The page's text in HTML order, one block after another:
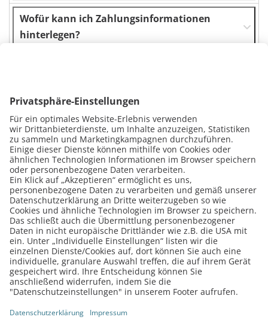
Wofür kann ich Zahlungsinformationen
hinterlegen?
Wie schreibe ich einen neuen Forenbeitrag?
Wie antworte ich auf einen Beitrag?
Was durchsucht die Vriends-Suche?
Wo finde ich Seminare, Stammtische, Videos,
Downloads und den Blog?
Telefon Support